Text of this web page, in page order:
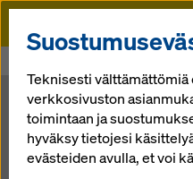
Doka
Doka
Teknisesti välttämättömiä
verkkosivuston
toimintaan ja
hyväksy tietojesi
evästeiden avulla, et voi